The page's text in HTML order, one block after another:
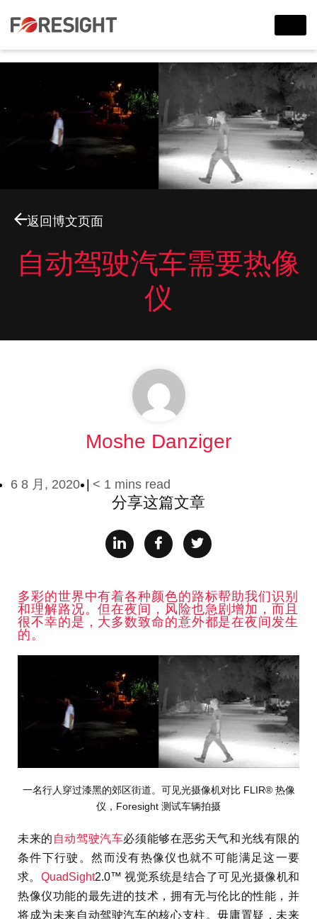
返回博文页面
自动驾驶汽车需要热像
仪
Moshe Danziger
6 8 月, 2020 < 1 mins read
分享这篇文章
多彩的世界中有着各种颜色的路标帮助我们识别
和理解路况。但在夜间，风险也急剧增加，而且
很不幸的是，大多数致命的意外都是在夜间发生
的。
一名行人穿过漆黑的郊区街道。可见光摄像机对比 FLIR® 热像
仪，Foresight 测试车辆拍摄
未来的 自动驾驶汽车必须能够在恶劣天气和光线有限的
条件下行驶。然而没有热像仪也就不可能满足这一要
求。 QuadSight2.0™ 视觉系统是结合了可见光摄像机和
热像仪功能的最先进的技术，拥有无与伦比的性能，并
将成为未来自动驾驶汽车的核心支柱。毋庸置疑，未来